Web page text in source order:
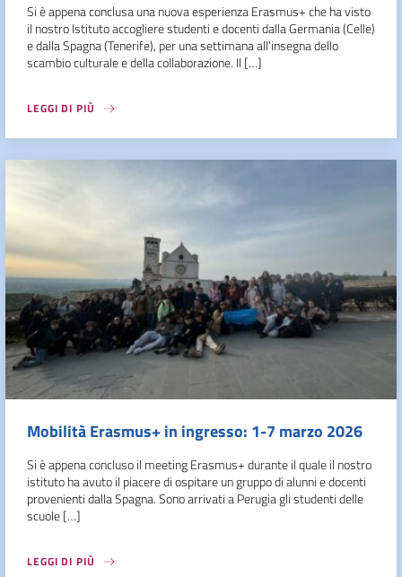
Si è appena conclusa una nuova esperienza Erasmus+ che ha visto
il nostro Istituto accogliere studenti e docenti dalla Germania (Celle)
e dalla Spagna (Tenerife), per una settimana all’insegna dello
scambio culturale e della collaborazione. Il […]
LEGGI DI PIÙ
Mobilità Erasmus+ in ingresso: 1-7 marzo 2026
Si è appena concluso il meeting Erasmus+ durante il quale il nostro
istituto ha avuto il piacere di ospitare un gruppo di alunni e docenti
provenienti dalla Spagna. Sono arrivati a Perugia gli studenti delle
scuole […]
LEGGI DI PIÙ